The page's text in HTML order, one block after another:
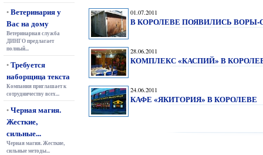
•Ветеринария у
Вас на дому
Ветеринарная служба
ДИНГО предлагает
полный...
•Требуется
наборщица текста
Компания приглашает к
сотрудничеству всех...
•Черная магия.
Жесткие,
сильные...
Черная магия. Жесткие,
сильные методы...
01.07.2011
В КОРОЛЕВЕ ПОЯВИЛИСЬ
28.06.2011
КОМПЛЕКС «КАСПИЙ» В
24.06.2011
КАФЕ «ЯКИТОРИЯ» В КОРОЛЕВЕ